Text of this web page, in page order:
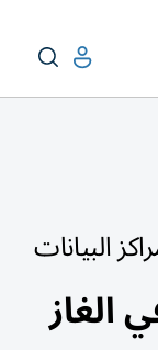
البيانات